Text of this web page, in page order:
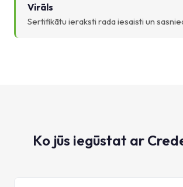
Virāls
Sertifikātu ieraksti rada iesaisti un
Ko jūs iegūstat ar